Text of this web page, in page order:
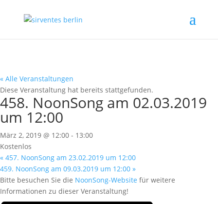
« Alle Veranstaltungen
Diese Veranstaltung hat bereits stattgefunden.
458. NoonSong am 02.03.2019
um 12:00
März 2, 2019 @ 12:00 - 13:00
Kostenlos
« 457. NoonSong am 23.02.2019 um 12:00
459. NoonSong am 09.03.2019 um 12:00 »
Bitte besuchen Sie die NoonSong-Website für weitere
Informationen zu dieser Veranstaltung!